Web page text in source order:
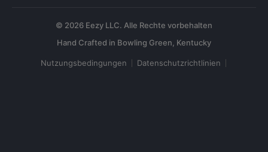
© 2026 Eezy LLC. Alle Rechte vorbehalten
Nutzungsbedingungen Datenschutzrichtlinien